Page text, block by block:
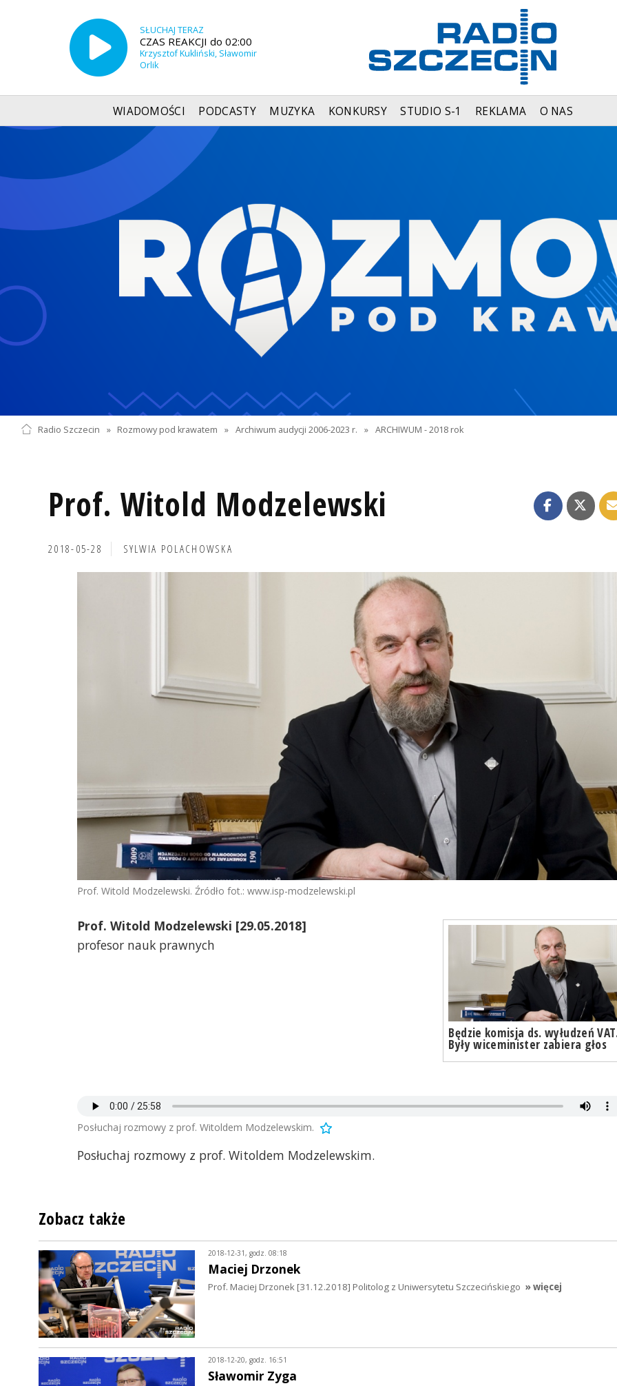
SŁUCHAJ TERAZ
CZAS REAKCJI do 02:00
Krzysztof Kukliński, Sławomir
Orlik
WIADOMOŚCI PODCASTY MUZYKA KONKURSY STUDIO S-1 REKLAMA O NAS
Radio Szczecin » Rozmowy pod krawatem » Archiwum audycji 2006-2023 r. » ARCHIWUM - 2018 rok
Prof. Witold Modzelewski
2018-05-28 SYLWIA POLACHOWSKA
Prof. Witold Modzelewski. Źródło fot.: www.isp-modzelewski.pl
Będzie komisja ds. wyłudzeń
Były wiceminister zabiera głos
Prof. Witold Modzelewski [29.05.2018]
profesor nauk prawnych
Posłuchaj rozmowy z prof. Witoldem Modzelewskim.
Posłuchaj rozmowy z prof. Witoldem Modzelewskim.
Zobacz także
2018-12-31, godz. 08:18
Maciej Drzonek
Prof. Maciej Drzonek [31.12.2018] Politolog z Uniwersytetu Szczecińskiego » więcej
2018-12-20, godz. 16:51
Sławomir Zyga